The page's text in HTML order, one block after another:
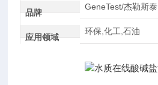
品牌
GeneTest/杰勒斯泰
应用领域
环保,化工,石油